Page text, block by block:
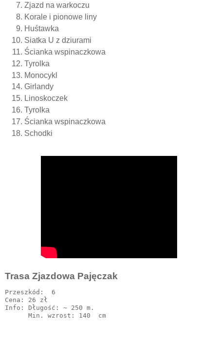
Zjazd na warkoczu
Korale i pionowe liny
Huśtawka
Siatka U z dziurami
Ścianka wspinaczkowa
Tyrolka
Monocykl
Girlandy
Linoskoczek
Tyrolka
Ścianka wspinaczkowa
Schodki
Trasa Zjazdowa Pajęczak
Przeszkód:  6
Cena: 26 zł
Info: Długość: ~ 250 m.